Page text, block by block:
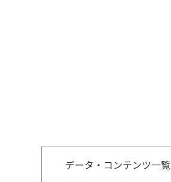
データ・コンテンツ一覧